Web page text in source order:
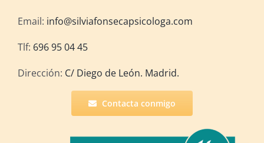
Email: info@silviafonsecapsicologa.com
Tlf: 696 95 04 45
Dirección: C/ Diego de León. Madrid.
Contacta conmigo